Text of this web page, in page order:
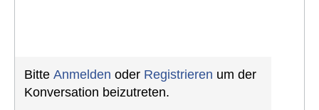
Bitte Anmelden oder Registrieren um der
Konversation beizutreten.